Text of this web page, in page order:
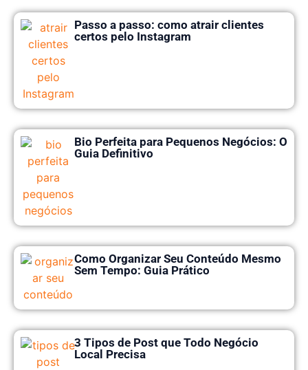
Passo a passo: como atrair clientes
certos pelo Instagram
Bio Perfeita para Pequenos Negócios: O
Guia Definitivo
Como Organizar Seu Conteúdo Mesmo
Sem Tempo: Guia Prático
3 Tipos de Post que Todo Negócio
Local Precisa